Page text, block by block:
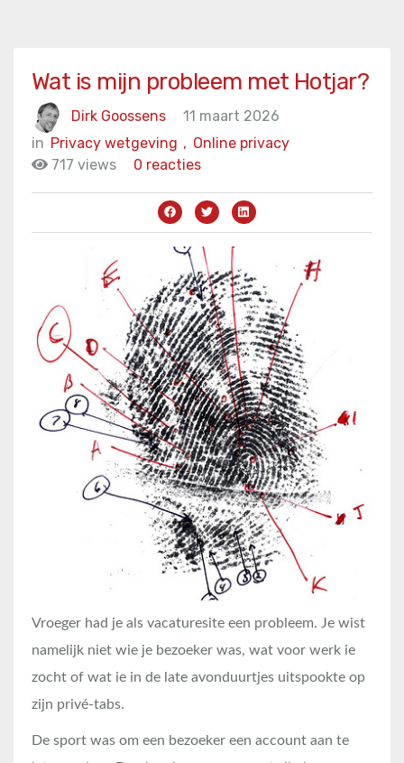
Wat is mijn probleem met Hotjar?
Dirk Goossens
11 maart 2026
in
Online privacy
Privacy wetgeving ,
717 views
0 reacties
Vroeger had je als vacaturesite een probleem. Je wist
namelijk niet wie je bezoeker was, wat voor werk ie
zocht of wat ie in de late avonduurtjes uitspookte op
zijn privé-tabs.
De sport was om een bezoeker een account aan te